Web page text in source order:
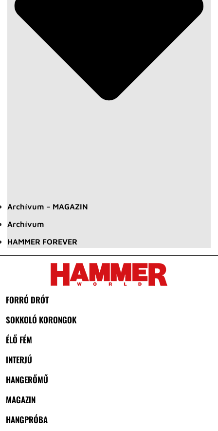
Archívum – MAGAZIN
Archívum
HAMMER FOREVER
FORRÓ DRÓT
SOKKOLÓ KORONGOK
ÉLŐ FÉM
INTERJÚ
HANGERŐMŰ
MAGAZIN
HANGPRÓBA